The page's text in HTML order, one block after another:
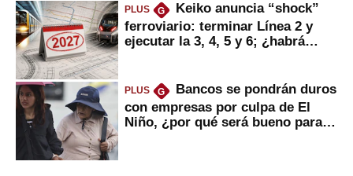
PLUS G
Keiko anuncia “shock”
ferroviario: terminar Línea 2 y
ejecutar la 3, 4, 5 y 6; ¿habrá
PLUS G
Bancos se pondrán duros
con empresas por culpa de El
Niño, ¿por qué será bueno para